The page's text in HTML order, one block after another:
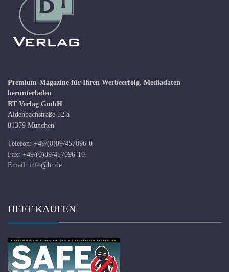
Premium-Magazine für Ihren Werbeerfolg. Mediadaten
herunterladen
BT Verlag GmbH
Aidenbachstraße 52 a
81379 München
Telefon: +49/(0)89/457096-0
Fax: +49/(0)89/457096-10
Email: info@bt.de
HEFT KAUFEN